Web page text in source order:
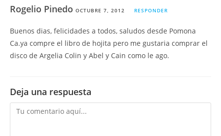
Rogelio Pinedo OCTUBRE 7, 2012 RESPONDER
Buenos dias, felicidades a todos, saludos desde Pomona
Ca.ya compre el libro de hojita pero me gustaria comprar el
disco de Argelia Colin y Abel y Cain como le ago.
Deja una respuesta
Comentario